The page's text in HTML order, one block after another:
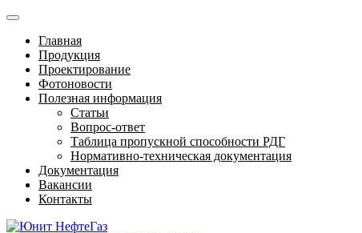
Главная
Продукция
Проектирование
Фотоновости
Полезная информация
Статьи
Вопрос-ответ
Таблица пропускной способности РДГ
Нормативно-техническая документация
Документация
Вакансии
Контакты